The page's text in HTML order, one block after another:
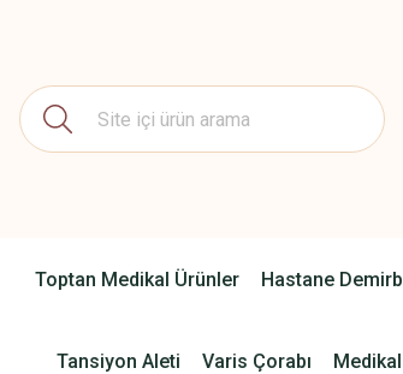
Toptan Medikal Ürünler Hastane
Tansiyon Aleti Varis Çorabı